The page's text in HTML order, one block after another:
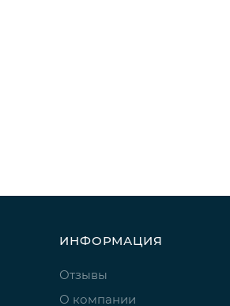
ИНФОРМАЦИЯ
Отзывы
О компании